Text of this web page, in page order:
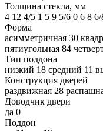
Толщина стекла, мм
4 12 4/5 1 5 9 5/6 0 6 8 6/
Форма
асимметричная 30
пятиугольная 84
Тип поддона
низкий 18 средний 11
Конструкция дверей
раздвижная 28
Доводчик двери
да 0
Поддон